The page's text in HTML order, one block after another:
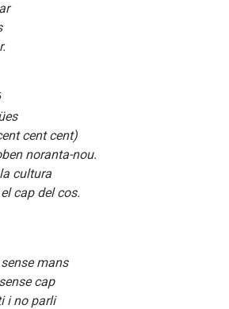
cent cent)
noranta-nou.
cultura
cap del cos.
mans
cap
i no parli